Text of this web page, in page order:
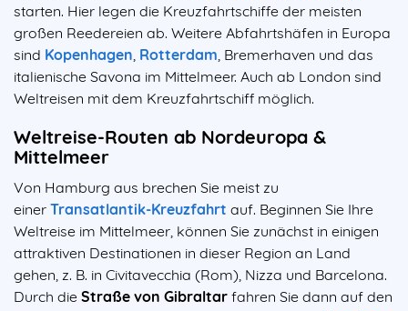
starten. Hier legen die Kreuzfahrtschiffe der meisten
großen Reedereien ab. Weitere Abfahrtshäfen in Europa
sind Kopenhagen, Rotterdam, Bremerhaven und das
italienische Savona im Mittelmeer. Auch ab London sind
Weltreisen mit dem Kreuzfahrtschiff möglich.
Weltreise-Routen ab Nordeuropa &
Mittelmeer
Von Hamburg aus brechen Sie meist zu
einer Transatlantik-Kreuzfahrt auf. Beginnen Sie Ihre
Weltreise im Mittelmeer, können Sie zunächst in einigen
attraktiven Destinationen in dieser Region an Land
gehen, z. B. in Civitavecchia (Rom), Nizza und Barcelona.
Durch die Straße von Gibraltar fahren Sie dann auf den